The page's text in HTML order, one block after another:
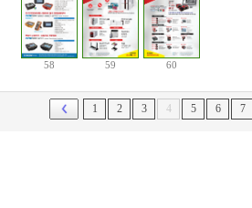
58 59 60
1 2 3 4 5 6 7